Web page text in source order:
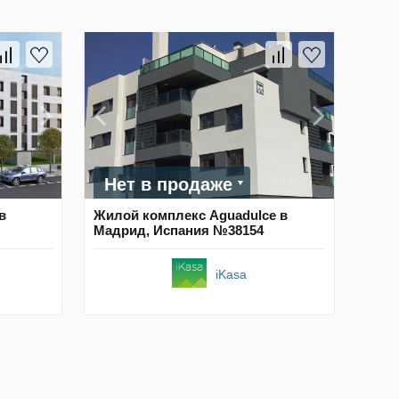
Нет в продаже
Жилой комплекс Aguadulce в
Мадрид, Испания №38154
iKasa